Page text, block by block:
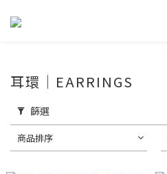
耳環｜EARRINGS
篩選
商品排序